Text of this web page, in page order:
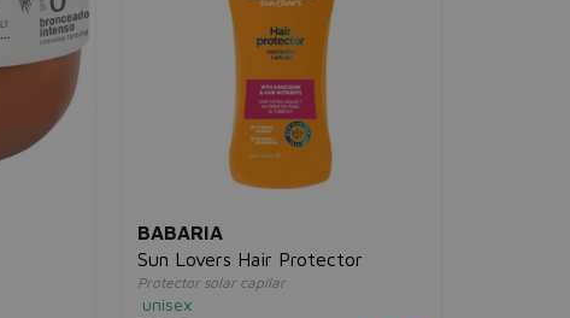
BABARIA
Sun Lovers Hair Protector
Protector solar capilar
unisex